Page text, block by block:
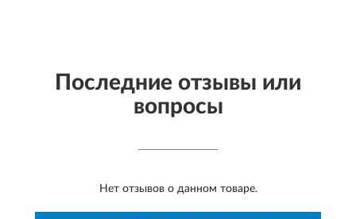
Последние отзывы или
вопросы
Нет отзывов о данном товаре.